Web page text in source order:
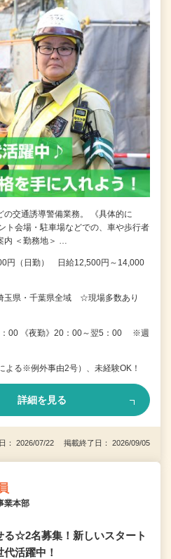
の交通誘導警備業務。 《具体的に
会場・駐車場などでの、車や歩行者
内 ＜勤務地＞ …
円（日勤） 日給12,500円～14,000
玉県・千葉県全域 ☆現場多数あり
：00 《夜勤》20：00～翌5：00 ※週
よる※例外事由2号）、未経験OK！
詳細を見る
： 2026/07/22 掲載終了日： 2026/09/05
業本部
る☆2名募集！新しいスタート
活躍中！